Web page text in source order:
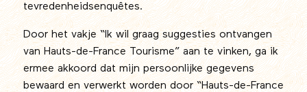
tevredenheidsenquêtes.
Door het vakje “Ik wil graag suggesties ontvangen
van Hauts-de-France Tourisme” aan te vinken, ga ik
ermee akkoord dat mijn persoonlijke gegevens
bewaard en verwerkt worden door “Hauts-de-France